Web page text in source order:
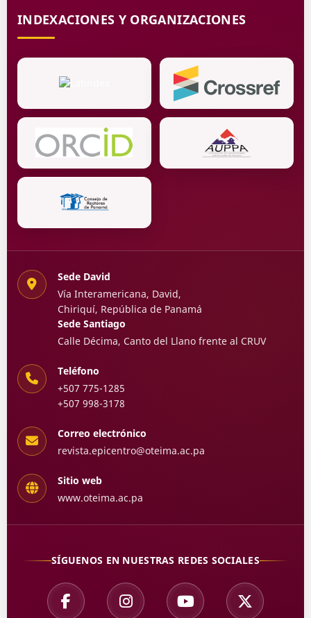
INDEXACIONES Y ORGANIZACIONES
Sede David
Vía Interamericana, David,
Chiriquí, República de Panamá
Sede Santiago
Calle Décima, Canto del Llano frente al CRUV
Teléfono
+507 775-1285
+507 998-3178
Correo electrónico
revista.epicentro@oteima.ac.pa
Sitio web
www.oteima.ac.pa
SÍGUENOS EN NUESTRAS REDES SOCIALES